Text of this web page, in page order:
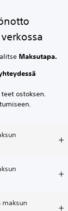
Maksutapa.
ostoksen.
maksun